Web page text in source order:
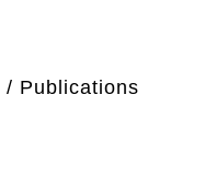
/ Publications